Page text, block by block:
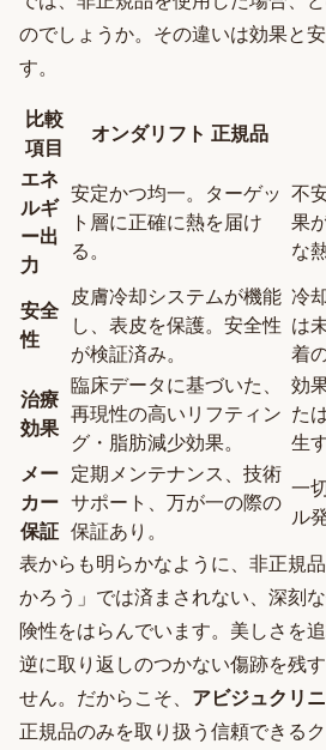
のでしょうか。その違いは効果と
す。
比較
項目
オンダリフト 正規品
エネ
ルギ
ー出
力
安定かつ均一。ターゲッ
ト層に正確に熱を届け
る。
不
果
な
安全
性
皮膚冷却システムが機能
し、表皮を保護。安全性
が検証済み。
冷
は
着
治療
効果
臨床データに基づいた、
再現性の高いリフティン
グ・脂肪減少効果。
効
た
生
メー
カー
保証
定期メンテナンス、技術
サポート、万が一の際の
保証あり。
一
ル
表からも明らかなように、非正規
かろう」では済まされない、深刻
険性をはらんでいます。美しさを
逆に取り返しのつかない傷跡を残
せん。だからこそ、 アビジュクリ
正規品のみを取り扱う信頼できる